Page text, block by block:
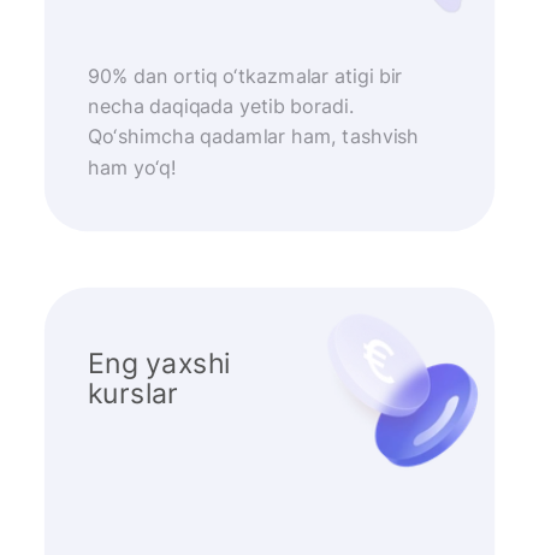
90% dan ortiq o‘tkazmalar atigi bir
necha daqiqada yetib boradi.
Qo‘shimcha qadamlar ham, tashvish
ham yo‘q!
Eng yaxshi
kurslar